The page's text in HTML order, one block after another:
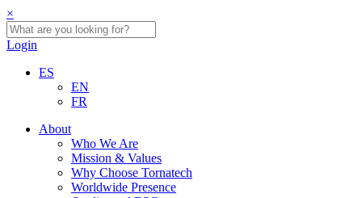
×
Login
ES
EN
FR
About
Who We Are
Mission & Values
Why Choose Tornatech
Worldwide Presence